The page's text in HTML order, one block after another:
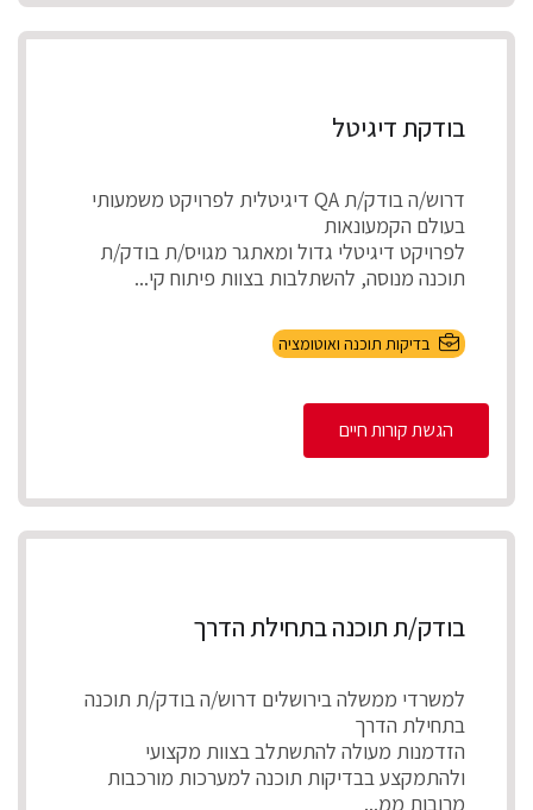
בודקת דיגיטל
דרוש/ה בודק/ת QA דיגיטלית לפרויקט משמעותי
בעולם הקמעונאות
לפרויקט דיגיטלי גדול ומאתגר מגויס/ת בודק/ת
תוכנה מנוסה, להשתלבות בצוות פיתוח קי...
בדיקות תוכנה ואוטומציה
הגשת קורות חיים
בודק/ת תוכנה בתחילת הדרך
למשרדי ממשלה בירושלים דרוש/ה בודק/ת תוכנה
בתחילת הדרך
הזדמנות מעולה להתשתלב בצוות מקצועי
ולהתמקצע בבדיקות תוכנה למערכות מורכבות
מרובות ממ...